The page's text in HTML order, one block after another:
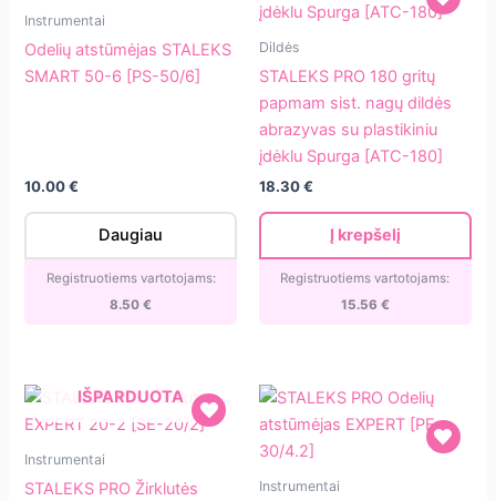
Odelių
STALEKS
50/6]
Instrumentai
Odelių atstūmėjas STALEKS
SMART 50-6 [PS-50/6]
10.00€
Daugiau
Registruotiems vartotojams:
8.50€
STALEKS
gritų
papmam
sist.
nagų
dildės
abrazyvas
[ATC-
180]
Dildės
STALEKS PRO 180 gritų
papmam sist. nagų dildės
abrazyvas su plastikiniu
įdėklu Spurga [ATC-180]
18.30€
Į krepšelį
Registruotiems vartotojams:
15.56 €
STALEKS
IŠPARDUOTA
Instrumentai
STALEKS PRO Žirklutės
STALEKS
Instrumentai